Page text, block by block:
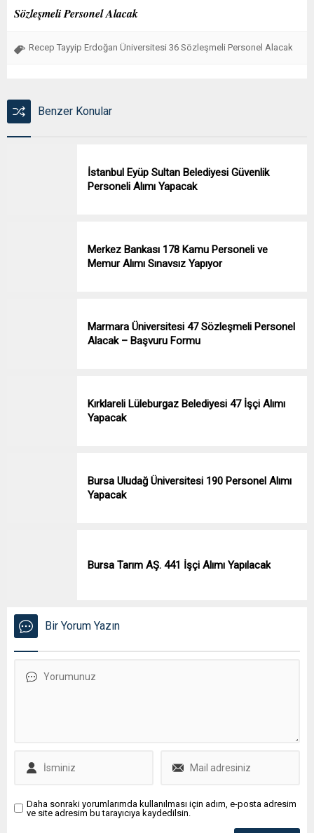
Sözleşmeli Personel Alacak
Recep Tayyip Erdoğan Üniversitesi 36 Sözleşmeli Personel Alacak
Benzer Konular
İstanbul Eyüp Sultan Belediyesi Güvenlik
Personeli Alımı Yapacak
Merkez Bankası 178 Kamu Personeli ve
Memur Alımı Sınavsız Yapıyor
Marmara Üniversitesi 47 Sözleşmeli Personel
Alacak – Başvuru Formu
Kırklareli Lüleburgaz Belediyesi 47 İşçi Alımı
Yapacak
Bursa Uludağ Üniversitesi 190 Personel Alımı
Yapacak
Bursa Tarım AŞ. 441 İşçi Alımı Yapılacak
Bir Yorum Yazın
Daha sonraki yorumlarımda kullanılması için adım, e-posta adresim
ve site adresim bu tarayıcıya kaydedilsin.